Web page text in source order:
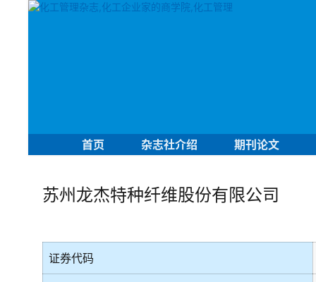
首页 杂志社介绍 期刊论文
苏州龙杰特种纤维股份有限公司
证券代码